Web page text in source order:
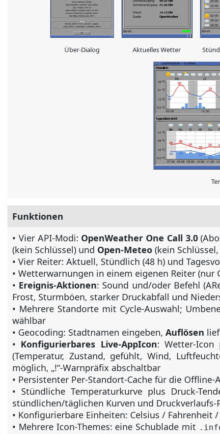
Über-Dialog Aktuelles Wetter
Funktionen
• Vier API-Modi: OpenWeather One Call 3.0
(kein Schlüssel) und Open-Meteo (kein Schlüssel,
• Vier Reiter: Aktuell, Stündlich (48 h) und
• Wetterwarnungen in einem eigenen Reiter (nur
• Ereignis-Aktionen: Sound und/oder Befehl
Frost, Sturmböen, starker Druckabfall und
• Mehrere Standorte mit Cycle-Auswahl;
wählbar
• Geocoding: Stadtnamen eingeben, Auflösen
• Konfigurierbares Live-AppIcon: Wetter-Icon
(Temperatur, Zustand, gefühlt, Wind,
möglich, „!“-Warnpräfix abschaltbar
• Persistenter Per-Standort-Cache für die Offline-
• Stündliche Temperaturkurve plus Druck-
stündlichen/täglichen Kurven und
• Konfigurierbare Einheiten: Celsius /
• Mehrere Icon-Themes: eine Schublade mit